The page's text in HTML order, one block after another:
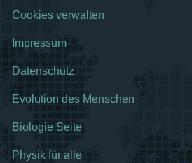
Cookies verwalten
Impressum
Datenschutz
Evolution des Menschen
Biologie Seite
Physik für alle